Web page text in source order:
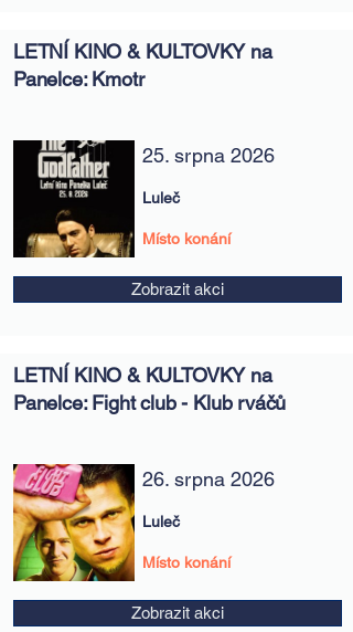
LETNÍ KINO & KULTOVKY na
Panelce: Kmotr
25. srpna 2026
Luleč
Místo konání
Zobrazit akci
LETNÍ KINO & KULTOVKY na
Panelce: Fight club - Klub rváčů
26. srpna 2026
Luleč
Místo konání
Zobrazit akci